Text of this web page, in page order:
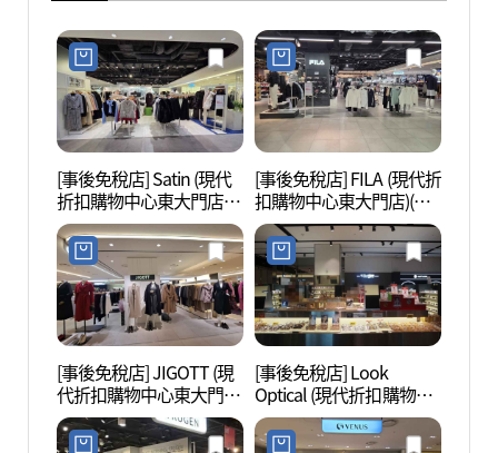
[事後免稅店] Satin (現代
折扣購物中心東大門店)
(샤틴 현대아울렛 동대문
점)
[事後免稅店] FILA (現代折
扣購物中心東大門店)(휠
라 현대아울렛 동대문점)
[事後免稅店] JIGOTT (現
代折扣購物中心東大門
店)(JJ지고트 현대아울렛
동대문점)
[事後免稅店] Look
Optical (現代折扣購物中
心東大門店)(룩옵티컬 현
대아울렛 동대문점)